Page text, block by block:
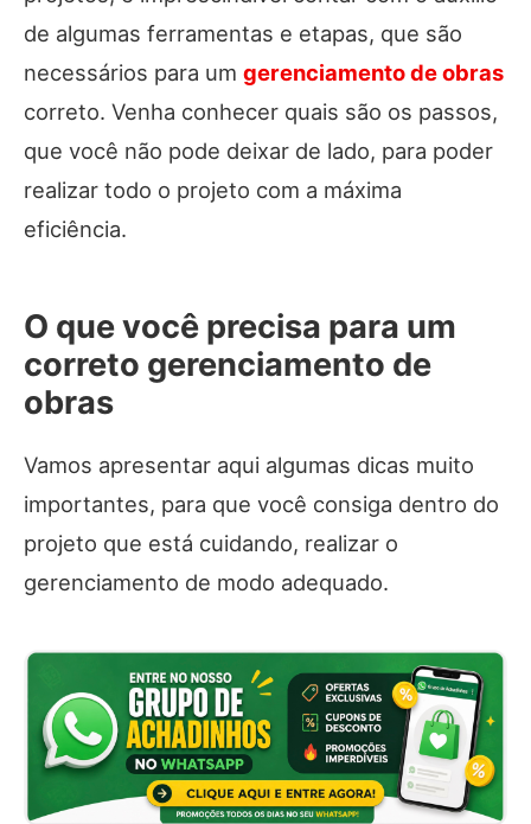
de algumas ferramentas e etapas, que são
necessários para um gerenciamento de obras
correto. Venha conhecer quais são os passos,
que você não pode deixar de lado, para poder
realizar todo o projeto com a máxima
eficiência.
O que você precisa para um
correto gerenciamento de
obras
Vamos apresentar aqui algumas dicas muito
importantes, para que você consiga dentro do
projeto que está cuidando, realizar o
gerenciamento de modo adequado.